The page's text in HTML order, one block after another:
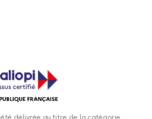
délivrée au titre de la catégorie